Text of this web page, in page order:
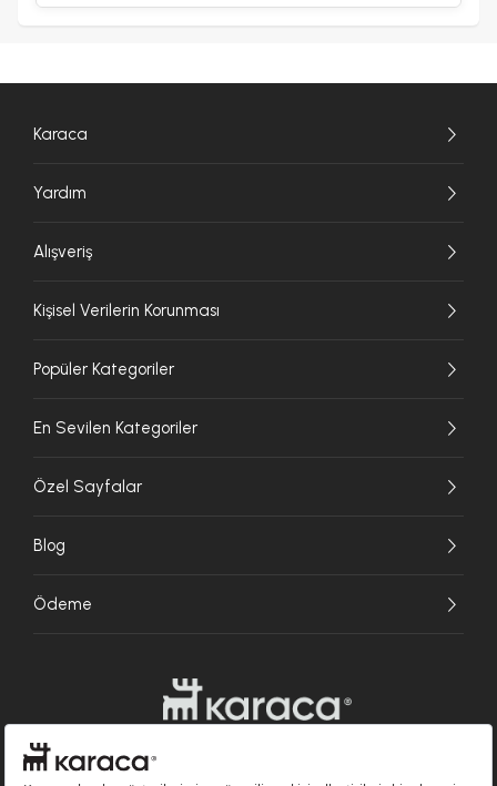
Karaca
Yardım
Alışveriş
Kişisel Verilerin Korunması
Popüler Kategoriler
En Sevilen Kategoriler
Özel Sayfalar
Blog
Ödeme